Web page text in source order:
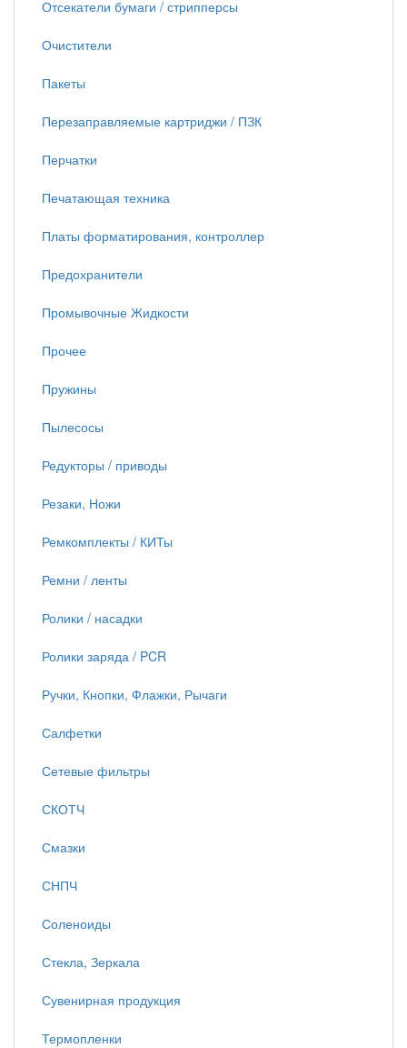
Отсекатели бумаги / стрипперсы
Очистители
Пакеты
Перезаправляемые картриджи / ПЗК
Перчатки
Печатающая техника
Платы форматирования, контроллер
Предохранители
Промывочные Жидкости
Прочее
Пружины
Пылесосы
Редукторы / приводы
Резаки, Ножи
Ремкомплекты / КИТы
Ремни / ленты
Ролики / насадки
Ролики заряда / PCR
Ручки, Кнопки, Флажки, Рычаги
Салфетки
Сетевые фильтры
СКОТЧ
Смазки
СНПЧ
Соленоиды
Стекла, Зеркала
Сувенирная продукция
Термопленки